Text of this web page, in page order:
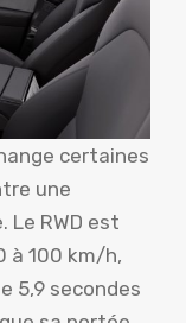
certaines
une
RWD est
à 100 km/h,
5,9 secondes